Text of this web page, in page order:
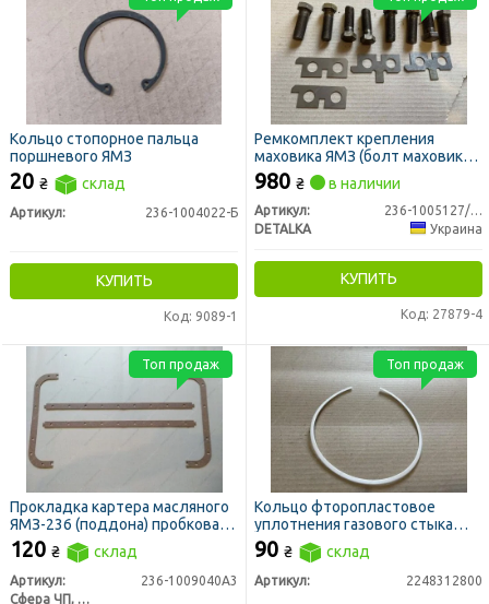
Кольцо стопорное пальца
поршневого ЯМЗ
20 ₴ склад
Артикул: 236-1004022-Б
КУПИТЬ
Код: 9089-1
Ремкомплект крепления
маховика ЯМЗ (болт маховика
8шт, пластина левая+правая по
2шт) (DETALKA)
980 ₴ в наличии
Артикул:
236-1005127/8/9
DETALKA
Украина
КУПИТЬ
Код: 27879-4
Прокладка картера масляного
ЯМЗ-236 (поддона) пробковая
(пр-во Украина)
120 ₴ склад
Артикул:
236-1009040А3
Сфера ЧП, Украина
Топ продаж
Кольцо фторопластовое
уплотнения газового стыка
(гильзы) СМД, ЯМЗ
90 ₴ склад
Артикул: 2248312800
Топ продаж